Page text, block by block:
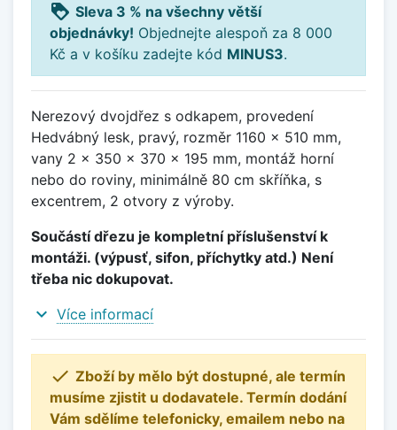
loyalty Sleva 3 % na všechny větší
objednávky! Objednejte alespoň za 8 000
Kč a v košíku zadejte kód MINUS3.
Nerezový dvojdřez s odkapem, provedení
Hedvábný lesk, pravý, rozměr 1160 x 510 mm,
vany 2 x 350 x 370 x 195 mm, montáž horní
nebo do roviny, minimálně 80 cm skříňka, s
excentrem, 2 otvory z výroby.
Součástí dřezu je kompletní příslušenství k
montáži. (výpusť, sifon, příchytky atd.) Není
třeba nic dokupovat.
expand_more Více informací
 Zboží by mělo být dostupné, ale termín
musíme zjistit u dodavatele. Termín dodání
Vám sdělíme telefonicky, emailem nebo na